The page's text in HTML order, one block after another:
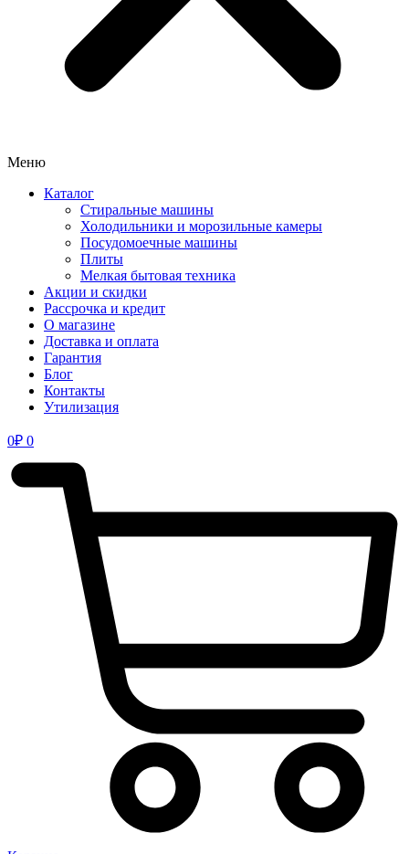
Меню
Каталог
Стиральные машины
Холодильники и морозильные камеры
Посудомоечные машины
Плиты
Мелкая бытовая техника
Акции и скидки
Рассрочка и кредит
О магазине
Доставка и оплата
Гарантия
Блог
Контакты
Утилизация
0₽ 0